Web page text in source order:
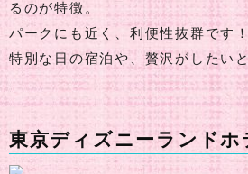
るのが特徴。
パークにも近く、利便性抜群です！
特別な日の宿泊や、贅沢がしたい
東京ディズニーランドホ